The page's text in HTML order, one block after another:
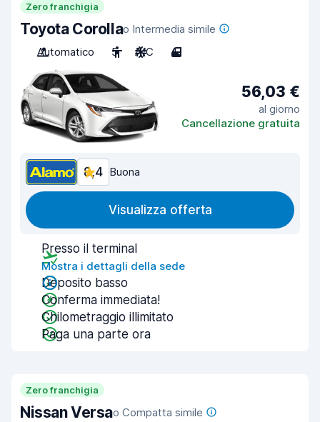
Zero franchigia
Toyota Corollao Intermedia simile
Automatico
5 A/C 4
56,03 €
al giorno
Cancellazione gratuita
8,4 Buona
Visualizza offerta
Presso il terminal
Mostra i dettagli della sede
Deposito basso
Conferma immediata!
Chilometraggio illimitato
Paga una parte ora
Zero franchigia
Nissan Versao Compatta simile